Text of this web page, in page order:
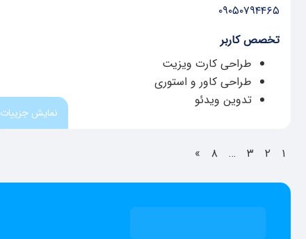
۰۹۰۵۰۷۹۴۴۶۵
تخصص کاربر
طراحی کارت ویزیت
طراحی کاور و استوری
تدوین ویدئو
نمایش جزییات
۱ ۲ ۳ … ۸ »